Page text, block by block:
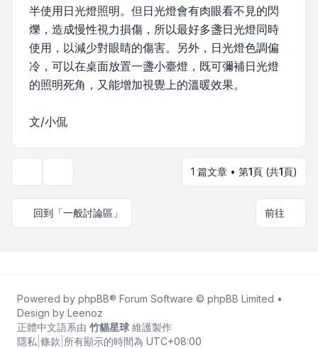
半使用日光燈照明。但日光燈會有肉眼看不見的閃
爍，造成慢性視力損傷，所以最好多盞日光燈同時
使用，以減少對眼睛的傷害。另外，日光燈色調偏
冷，可以在桌面放置一盞小臺燈，既可彌補日光燈
的照明死角，又能增加視覺上的溫暖效果。
文/小侃
1 篇文章 • 第1頁 (共1頁)
回到「一般討論區」 前往
Powered by phpBB® Forum Software © phpBB Limited •
Design by Leenoz
正體中文語系由 竹貓星球 維護製作
隱私 條款 所有顯示的時間為 UTC+08:00